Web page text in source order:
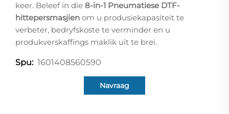
keer. Beleef in die 8-in-1 Pneumatiese DTF-
hittepersmasjien om u produsiekapasiteit te
verbeter, bedryfskoste te verminder en u
produkverskaffings maklik uit te brei.
Spu: 1601408560590
Navraag